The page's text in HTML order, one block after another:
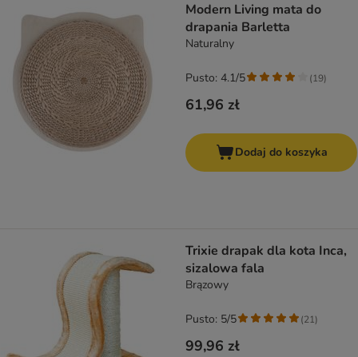
Modern Living mata do
drapania Barletta
Naturalny
61,96 zł
Pusto: 4.1/5 (19)
Dodaj do koszyka
Trixie drapak dla kota Inca,
sizalowa fala
Brązowy
99,96 zł
Pusto: 5/5 (21)